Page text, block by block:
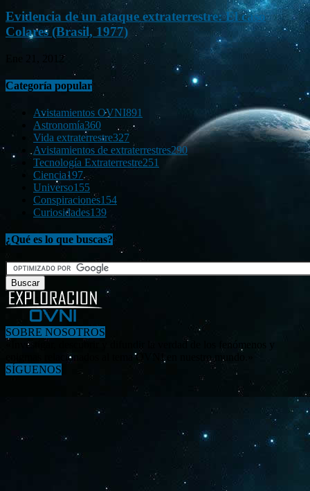
Evidencia de un ataque extraterrestre: El caso
Colares (Brasil, 1977)
Ene 21, 2012
Categoría popular
Avistamientos OVNI891
Astronomía360
Vida extraterrestre327
Avistamientos de extraterrestres290
Tecnología Extraterrestre251
Ciencia197
Universo155
Conspiraciones154
Curiosidades139
¿Qué es lo que buscas?
SOBRE NOSOTROS
«Investigar, descubrir y difundir la verdad de los fenómenos y
enigmas relacionados al tema OVNI en nuestro mundo.»
SÍGUENOS